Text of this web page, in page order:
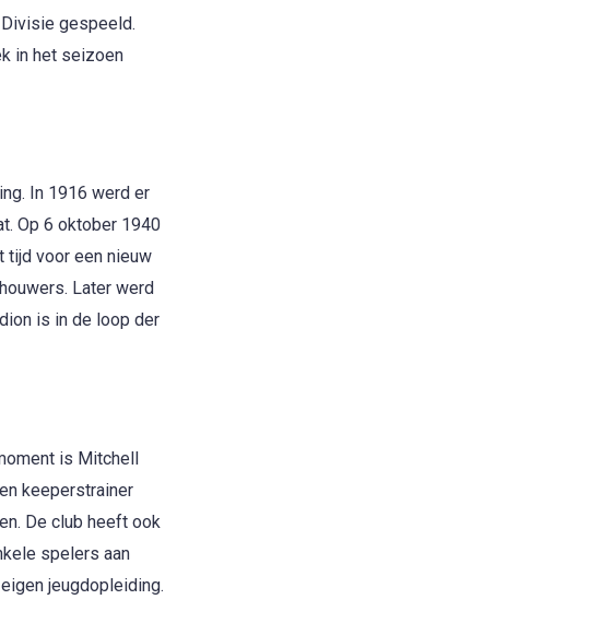
gespeeld.
in het seizoen
In 1916 werd er
Op 6 oktober 1940
tijd voor een nieuw
Later werd
is in de loop der
is Mitchell
keeperstrainer
De club heeft ook
spelers aan
jeugdopleiding.